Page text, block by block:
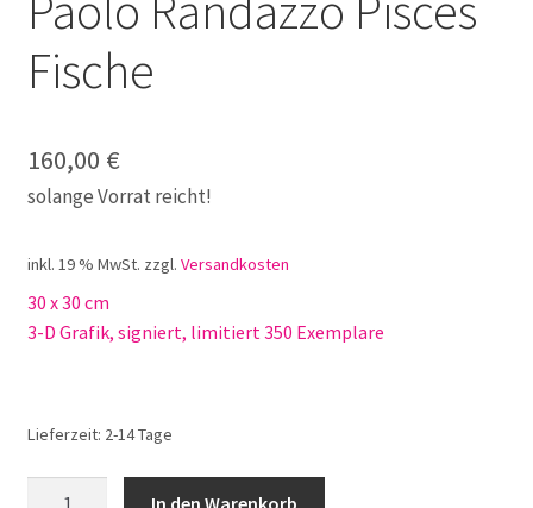
Fische
160,00 €
solange Vorrat reicht!
inkl. 19 % MwSt. zzgl. Versandkosten
30 x 30 cm
3-D Grafik, signiert, limitiert 350 Exemplare
Lieferzeit: 2-14 Tage
In den Warenkorb